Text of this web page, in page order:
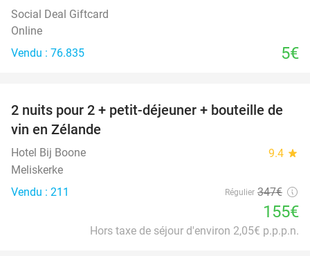
Social Deal Giftcard
Online
Vendu : 76.835
5€
55%
2 nuits pour 2 + petit-déjeuner + bouteille de
vin en Zélande
Hotel Bij Boone 9.4 star
Meliskerke
Vendu : 211
Régulier 347€
155€
Hors taxe de séjour d'environ 2,05€ p.p.p.n.